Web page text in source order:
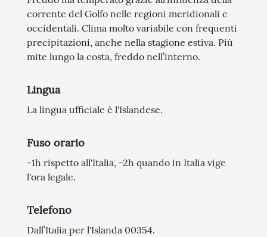
corrente del Golfo nelle regioni meridionali e
occidentali. Clima molto variabile con frequenti
precipitazioni, anche nella stagione estiva. Più
mite lungo la costa, freddo nell’interno.
Lingua
La lingua ufficiale è l'Islandese.
Fuso orario
-1h rispetto all'Italia, -2h quando in Italia vige
l'ora legale.
Telefono
Dall’Italia per l'Islanda 00354.